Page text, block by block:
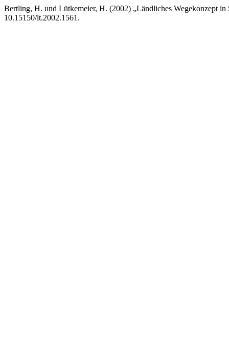
Bertling, H. und Lütkemeier, H. (2002) „Ländliches Wegekonzept in
10.15150/lt.2002.1561.